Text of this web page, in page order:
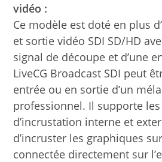
vidéo :
Ce modèle est doté en plus
et sortie vidéo SDI SD/HD
signal de découpe et d’une
LiveCG Broadcast SDI peut
entrée ou en sortie d’un
professionnel. Il supporte
d’incrustation interne et
d’incruster les graphiques
connectée directement sur